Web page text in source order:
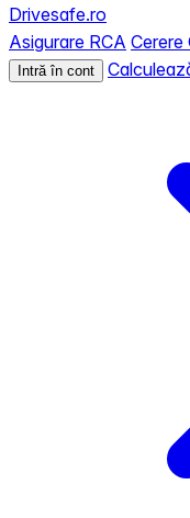
Drivesafe.ro
Asigurare RCA Cerere
Intră în cont